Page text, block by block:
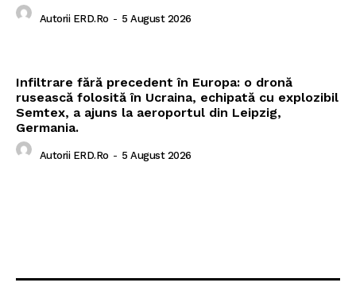
Autorii ERD.ro - 5 August 2026
Infiltrare fără precedent în Europa: o dronă
rusească folosită în Ucraina, echipată cu explozibil
Semtex, a ajuns la aeroportul din Leipzig,
Germania.
Autorii ERD.ro - 5 August 2026